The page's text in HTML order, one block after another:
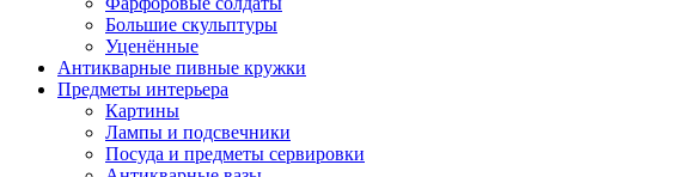
Большие скульптуры
Уценённые
Антикварные пивные кружки
Предметы интерьера
Картины
Лампы и подсвечники
Посуда и предметы сервировки